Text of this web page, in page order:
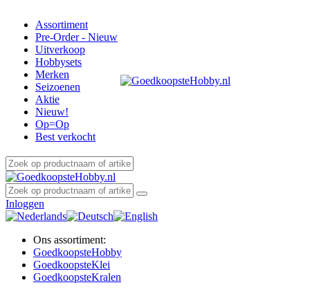
Assortiment
Pre-Order - Nieuw
Uitverkoop
Hobbysets
Merken
Seizoenen
Aktie
Nieuw!
Op=Op
Best verkocht
Inloggen
Ons assortiment:
GoedkoopsteHobby
GoedkoopsteKlei
GoedkoopsteKralen